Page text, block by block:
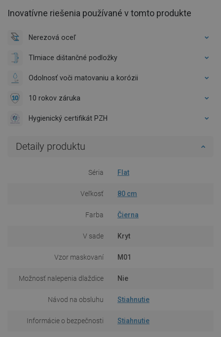
Inovatívne riešenia používané v tomto produkte
Nerezová oceľ
Tlmiace dištančné podložky
Odolnosť voči matovaniu a korózii
10 rokov záruka
Hygienický certifikát PZH
Detaily produktu
Séria Flat
Veľkosť 80 cm
Farba Čierna
V sade Kryt
Vzor maskovaní M01
Možnosť nalepenia dlaždice Nie
Návod na obsluhu Stiahnutie
Informácie o bezpečnosti Stiahnutie